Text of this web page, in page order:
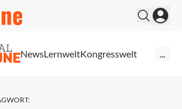
NewsLernweltKongresswelt
: